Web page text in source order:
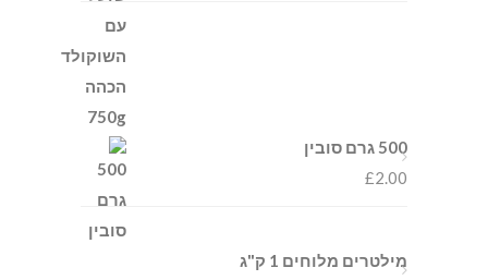
500 גרם סובין
£2.00
מילטרים מלוחים 1 ק"ג